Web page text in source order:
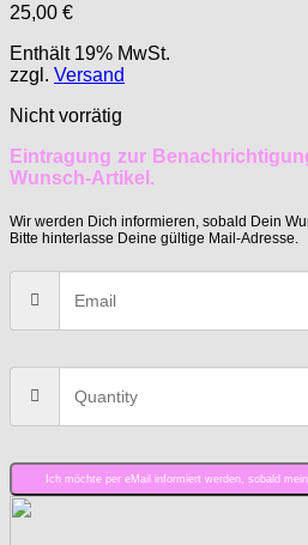
25,00 €
Enthält 19% MwSt.
zzgl. Versand
Nicht vorrätig
Eintragung zur
Wunsch-Artikel.
Wir werden Dich informieren, sobald Dein
Bitte hinterlasse Deine gültige Mail-Adresse.
Ich möchte per eMail informiert werden, sobald